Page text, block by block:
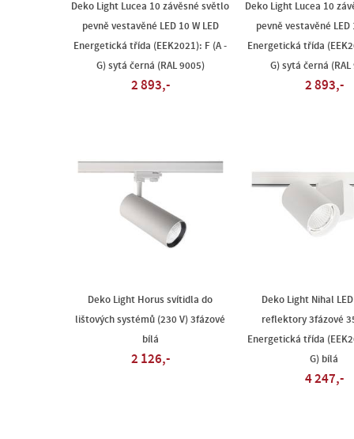
Deko Light Lucea 10 závěsné světlo
pevně vestavěné LED 10 W LED
Energetická třída (EEK2021): F (A -
G) sytá černá (RAL 9005)
2 893,-
Deko Light Lucea 10
pevně vestavěné LED
Energetická třída
G) sytá černá (RAL
2 893,-
Deko Light Horus svítidla do
lištových systémů (230 V) 3fázové
bílá
2 126,-
Deko Light Nihal
reflektory 3fázové
Energetická třída
G) bílá
4 247,-